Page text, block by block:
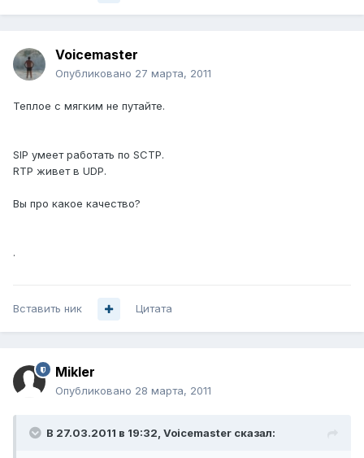
Voicemaster
Опубликовано 27 марта, 2011
Теплое с мягким не путайте.
SIP умеет работать по SCTP.
RTP живет в UDP.
Вы про какое качество?
.
Вставить ник Цитата
Mikler
Опубликовано 28 марта, 2011
В 27.03.2011 в 19:32, Voicemaster сказал: